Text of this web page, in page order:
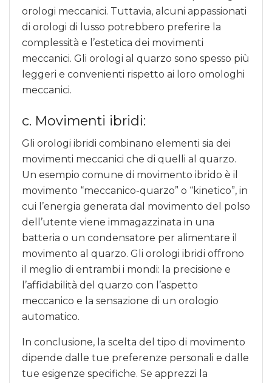
orologi meccanici. Tuttavia, alcuni appassionati
di orologi di lusso potrebbero preferire la
complessità e l’estetica dei movimenti
meccanici. Gli orologi al quarzo sono spesso più
leggeri e convenienti rispetto ai loro omologhi
meccanici.
c. Movimenti ibridi:
Gli orologi ibridi combinano elementi sia dei
movimenti meccanici che di quelli al quarzo.
Un esempio comune di movimento ibrido è il
movimento “meccanico-quarzo” o “kinetico”, in
cui l’energia generata dal movimento del polso
dell’utente viene immagazzinata in una
batteria o un condensatore per alimentare il
movimento al quarzo. Gli orologi ibridi offrono
il meglio di entrambi i mondi: la precisione e
l’affidabilità del quarzo con l’aspetto
meccanico e la sensazione di un orologio
automatico.
In conclusione, la scelta del tipo di movimento
dipende dalle tue preferenze personali e dalle
tue esigenze specifiche. Se apprezzi la